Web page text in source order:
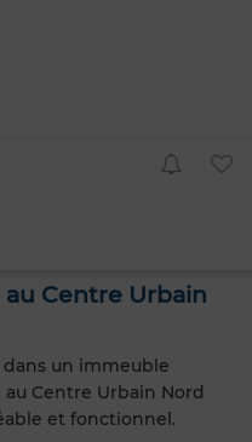
au Centre Urbain
un immeuble
Centre Urbain Nord
et fonctionnel.